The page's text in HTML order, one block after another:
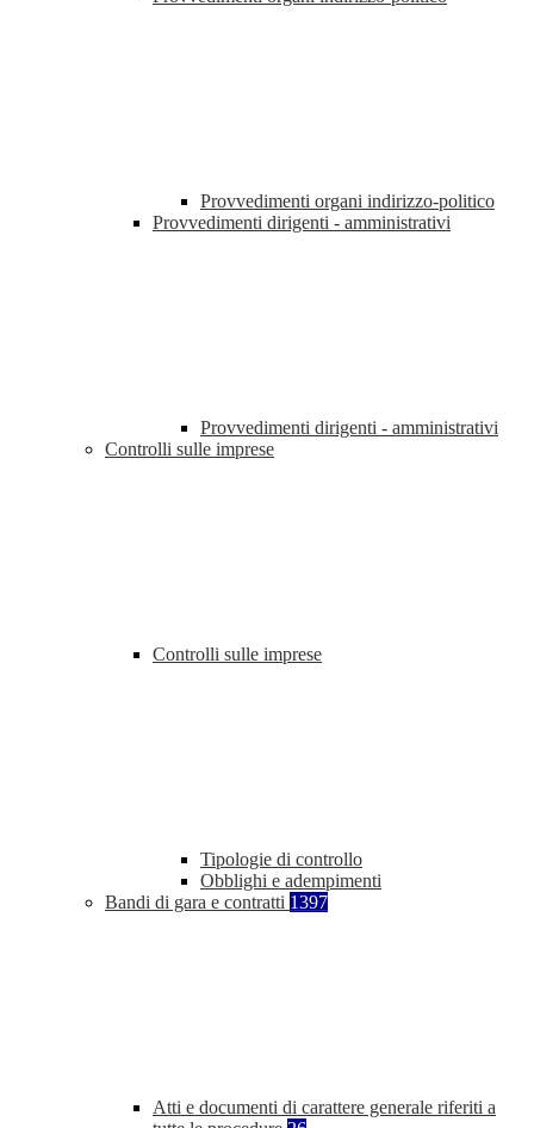
Provvedimenti organi indirizzo-politico
Provvedimenti dirigenti - amministrativi
Provvedimenti dirigenti - amministrativi
Controlli sulle imprese
Controlli sulle imprese
Tipologie di controllo
Obblighi e adempimenti
Bandi di gara e contratti 1397
Atti e documenti di carattere generale riferiti a